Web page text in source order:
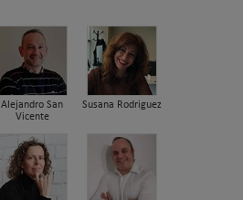
Alejandro San
Vicente
Susana Rodriguez